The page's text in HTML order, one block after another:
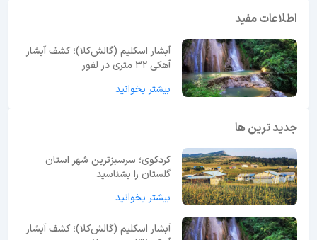
اطلاعات مفید
آبشار اسکلیم (گالش‌کلا)؛ کشف آبشار
آهکی ۳۲ متری در لفور
بیشتر بخوانید
جدید ترین ها
کردکوی؛ سرسبزترین شهر استان
گلستان را بشناسید
بیشتر بخوانید
آبشار اسکلیم (گالش‌کلا)؛ کشف آبشار